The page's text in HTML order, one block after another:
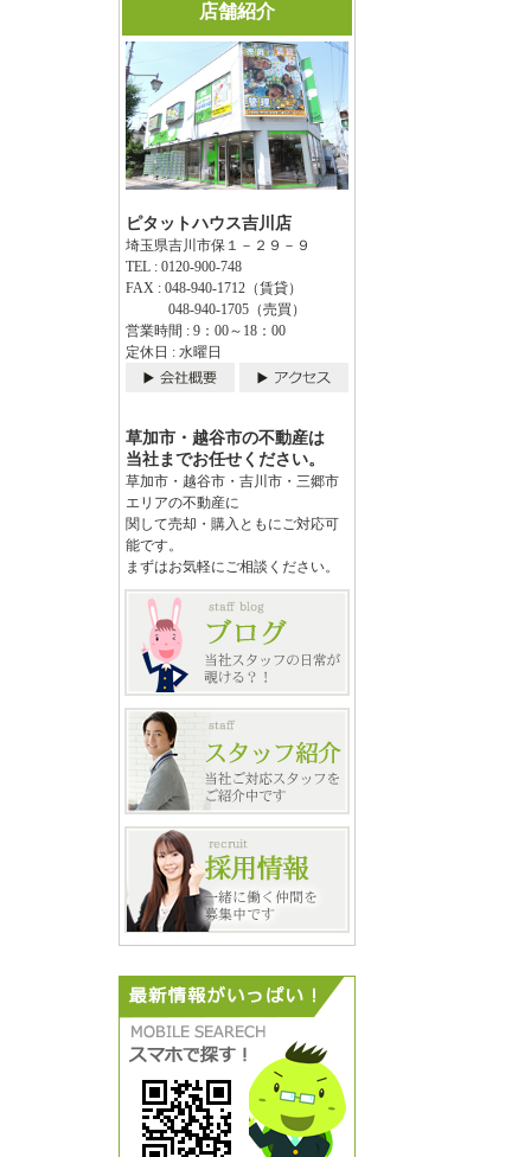
店舗紹介
ピタットハウス吉川店
埼玉県吉川市保１－２９－９
TEL : 0120-900-748
FAX : 048-940-1712（賃貸）
048-940-1705（売買）
営業時間 : 9：00～18：00
定休日 : 水曜日
草加市・越谷市の不動産は
当社までお任せください。
草加市・越谷市・吉川市・三郷市
エリアの不動産に
関して売却・購入ともにご対応可
能です。
まずはお気軽にご相談ください。